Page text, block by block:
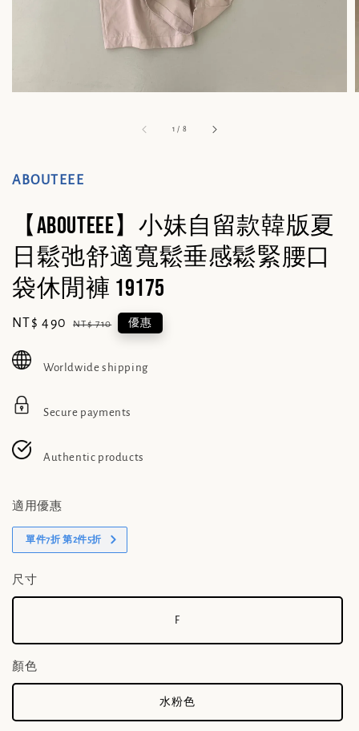
1 / 8
ABOUTEEE
【abouteee】小妹自留款韓版夏
日鬆弛舒適寬鬆垂感鬆緊腰口
袋休閒褲 19175
Sale
NT$ 490 Regular
NT$ 710 優惠
Worldwide shipping
Secure payments
Authentic products
適用優惠
單件7折 第2件5折
尺寸
F
顏色
水粉色